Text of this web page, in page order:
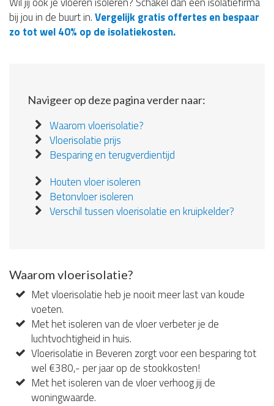
bij jou in de buurt in.Vergelijk gratis offertes en bespaar
zo tot wel 40% op de isolatiekosten.
Navigeer op deze pagina verder naar:
Waarom vloerisolatie?
Vloerisolatie prijs
Besparing en terugverdientijd
Houten vloer isoleren
Betonvloer isoleren
Verschil tussen vloerisolatie en kruipkelder?
Waarom vloerisolatie?
Met vloerisolatie heb je nooit meer last van koude
voeten.
Met het isoleren van de vloer verbeter je de
luchtvochtigheid in huis.
Vloerisolatie in Beveren zorgt voor een besparing tot
wel €380,- per jaar op de stookkosten!
Met het isoleren van de vloer verhoog jij de
woningwaarde.